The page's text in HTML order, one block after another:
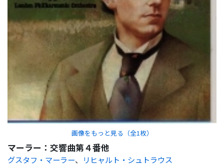
画像をもっと見る（全1 枚）
マーラー：交響曲第４番他
グスタフ・マーラー、 リヒャルト・シュトラウス